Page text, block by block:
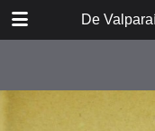
De
DOWNLOAD